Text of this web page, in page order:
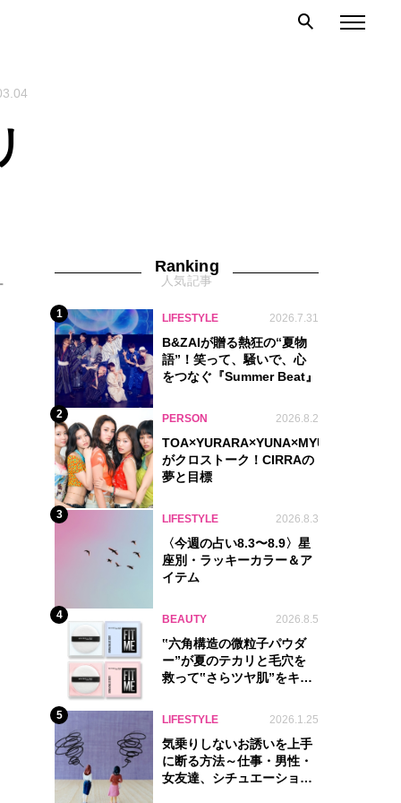
Ranking
人気記事
1 LIFESTYLE 2026.7.31
B&ZAIが贈る熱狂の“夏物
語”！笑って、騒いで、心
をつなぐ『Summer Beat』
2 PERSON 2026.8.2
TOA×YURARA×YUNA×MYU.Y×MANON
がクロストーク！CIRRAの
夢と目標
3 LIFESTYLE 2026.8.3
〈今週の占い8.3〜8.9〉星
座別・ラッキーカラー＆ア
イテム
4 BEAUTY 2026.8.5
‟六角構造の微粒子パウダ
ー”が夏のテカリと毛穴を
救って‟さらツヤ肌”をキー
5 LIFESTYLE 2026.1.25
気乗りしないお誘いを上手
に断る方法～仕事・男性・
女友達、シチュエーション